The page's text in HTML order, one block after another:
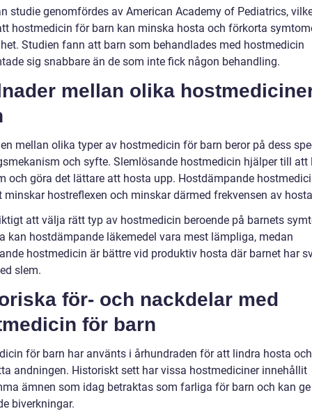
studie genomfördes av American Academy of Pediatrics,
hostmedicin för barn kan minska hosta och förkorta
Studien fann att barn som behandlades med hostmedicin
sig snabbare än de som inte fick någon behandling.
mellan olika
mellan olika typer av hostmedicin för barn beror på dess
och syfte. Slemlösande hostmedicin hjälper till att
och göra det lättare att hosta upp. Hostdämpande
minskar hostreflexen och minskar därmed frekvensen av
att välja rätt typ av hostmedicin beroende på barnets
kan hostdämpande läkemedel vara mest lämpliga, medan
hostmedicin är bättre vid produktiv hosta där barnet har
slem.
för- och nackdelar med
för barn
för barn har använts i århundraden för att lindra hosta och
andningen. Historiskt sett har vissa hostmediciner innehållit
ämnen som idag betraktas som farliga för barn och kan ge
biverkningar.